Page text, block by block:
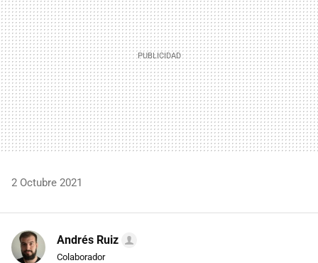
2 Octubre 2021
Andrés Ruiz
Colaborador